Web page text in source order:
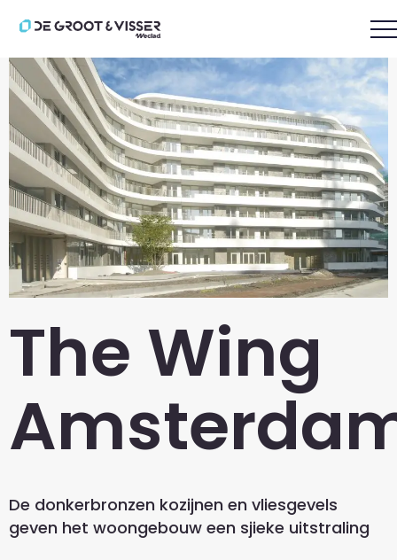
The Wing
De donkerbronzen kozijnen en vliesgevels
geven het woongebouw een sjieke uitstraling